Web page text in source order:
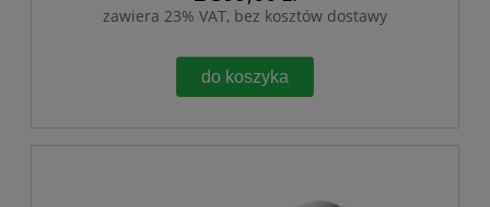
zawiera 23% VAT, bez kosztów dostawy
do koszyka